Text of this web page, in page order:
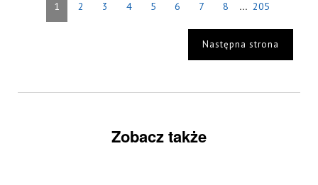
1 2 3 4 5 6 7 8 ... 205
Następna strona
Zobacz także